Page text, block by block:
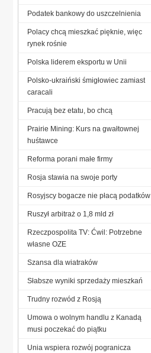
Podatek bankowy do uszczelnienia
Polacy chcą mieszkać pięknie, więc
rynek rośnie
Polska liderem eksportu w Unii
Polsko-ukraiński śmigłowiec zamiast
caracali
Pracują bez etatu, bo chcą
Prairie Mining: Kurs na gwałtownej
huśtawce
Reforma porani małe firmy
Rosja stawia na swoje porty
Rosyjscy bogacze nie płacą podatków
Ruszył arbitraż o 1,8 mld zł
Rzeczpospolita TV: Ćwil: Potrzebne
własne OZE
Szansa dla wiatraków
Słabsze wyniki sprzedaży mieszkań
Trudny rozwód z Rosją
Umowa o wolnym handlu z Kanadą
musi poczekać do piątku
Unia wspiera rozwój pogranicza